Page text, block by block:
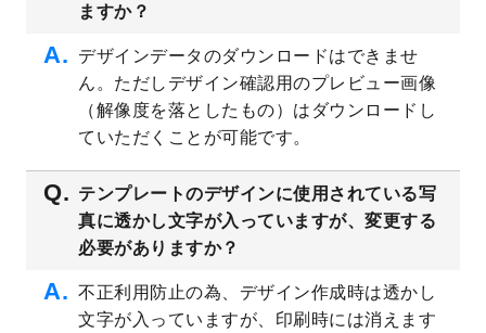
2023/4/20
2023/4/18
セミナー・講演会のチラシデザインテンプ
レートを追加しました。
2023/4/18
スポーツジム・フィットネスクラブのチラ
シデザインテンプレート
2023/3/16
シール・ラベルのデザインテンプレートを
公開いたしました。
2023/3/13
封筒（長3、洋長3、角2）のデザインテンプ
レートを追加しました。
2023/3/13
クリアファイルのデザインテンプレート
追加しました。
ますか？
デザインデータのダウンロードはできませ
ん。ただしデザイン確認用のプレビュー画像
（解像度を落としたもの）はダウンロードし
ていただくことが可能です。
テンプレートのデザインに使用されている写
真に透かし文字が入っていますが、変更する
必要がありますか？
不正利用防止の為、デザイン作成時は透かし
文字が入っていますが、印刷時には消えます